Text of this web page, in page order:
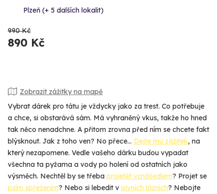
Plzeň (+ 5 dalších lokalit)
990 Kč
890 Kč
Zobrazit zážitky na mapě
Vybrat dárek pro tátu je vždycky jako za trest. Co potřebuje
a chce, si obstarává sám. Má vyhraněný vkus, takže ho hned
tak něco nenadchne. A přitom zrovna před ním se chcete fakt
blýsknout. Jak z toho ven? No přece… Dejte mu zážitek, na
který nezapomene. Vedle vašeho dárku budou vypadat
všechna ta pyžama a vody po holení od ostatních jako
výsměch. Nechtěl by se třeba proletět vznášedlem? Projet se
psím spřežením? Nebo si lebedit v pivních lázních? Nebojte